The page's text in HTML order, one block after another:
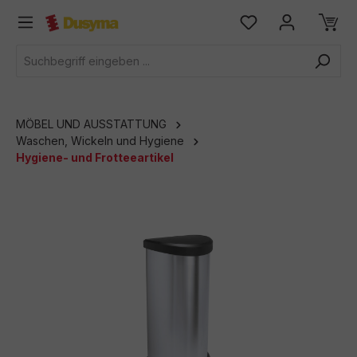
springen
MÖBEL UND AUSSTATTUNG
Waschen, Wickeln und Hygiene
Hygiene- und Frotteeartikel